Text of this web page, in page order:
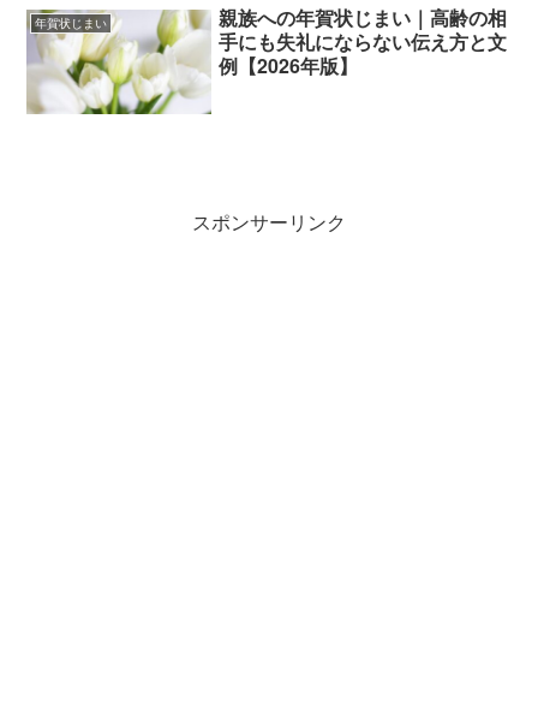
年賀状じまい
親族への年賀状じまい｜高齢の相
手にも失礼にならない伝え方と文
例【2026年版】
スポンサーリンク